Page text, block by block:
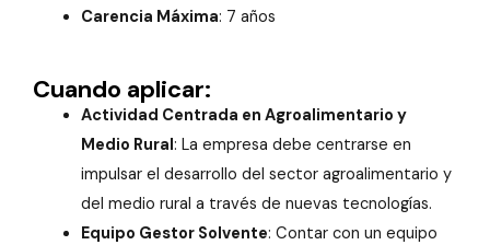
Carencia Máxima: 7 años
Cuando aplicar:
Actividad Centrada en Agroalimentario y
Medio Rural: La empresa debe centrarse en
impulsar el desarrollo del sector agroalimentario y
del medio rural a través de nuevas tecnologías.
Equipo Gestor Solvente: Contar con un equipo